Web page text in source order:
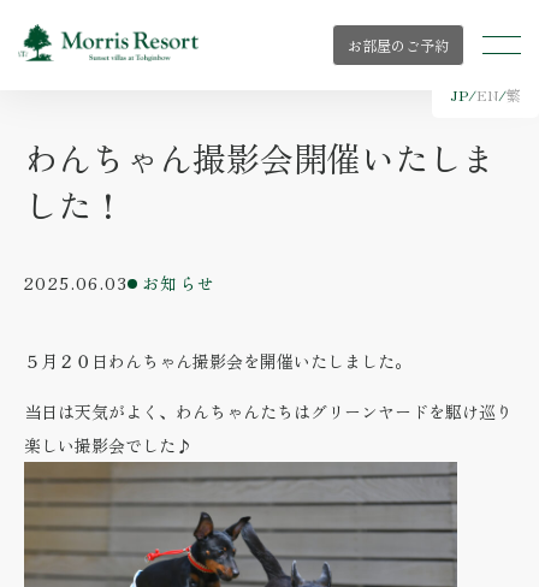
お部屋のご予約
JP/EN/繁
わんちゃん撮影会開催いたしま
した！
2025.06.03 お知らせ
５月２０日わんちゃん撮影会を開催いたしました。
当日は天気がよく、わんちゃんたちはグリーンヤードを駆け巡り
楽しい撮影会でした♪